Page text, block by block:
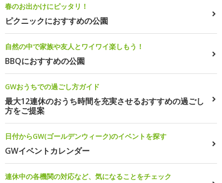
春のお出かけにピッタリ！
ピクニックにおすすめの公園
自然の中で家族や友人とワイワイ楽しもう！
BBQにおすすめの公園
GWおうちでの過ごし方ガイド
最大12連休のおうち時間を充実させるおすすめの過ごし
方をご提案
日付からGW(ゴールデンウィーク)のイベントを探す
GWイベントカレンダー
連休中の各機関の対応など、気になることをチェック